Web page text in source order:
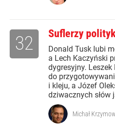
Suflerzy
Donald Tusk lubi
a Lech Kaczyński
dygresyjny. Leszek
do
i kleju, a Józef
dziwacznych słów
32
Michał